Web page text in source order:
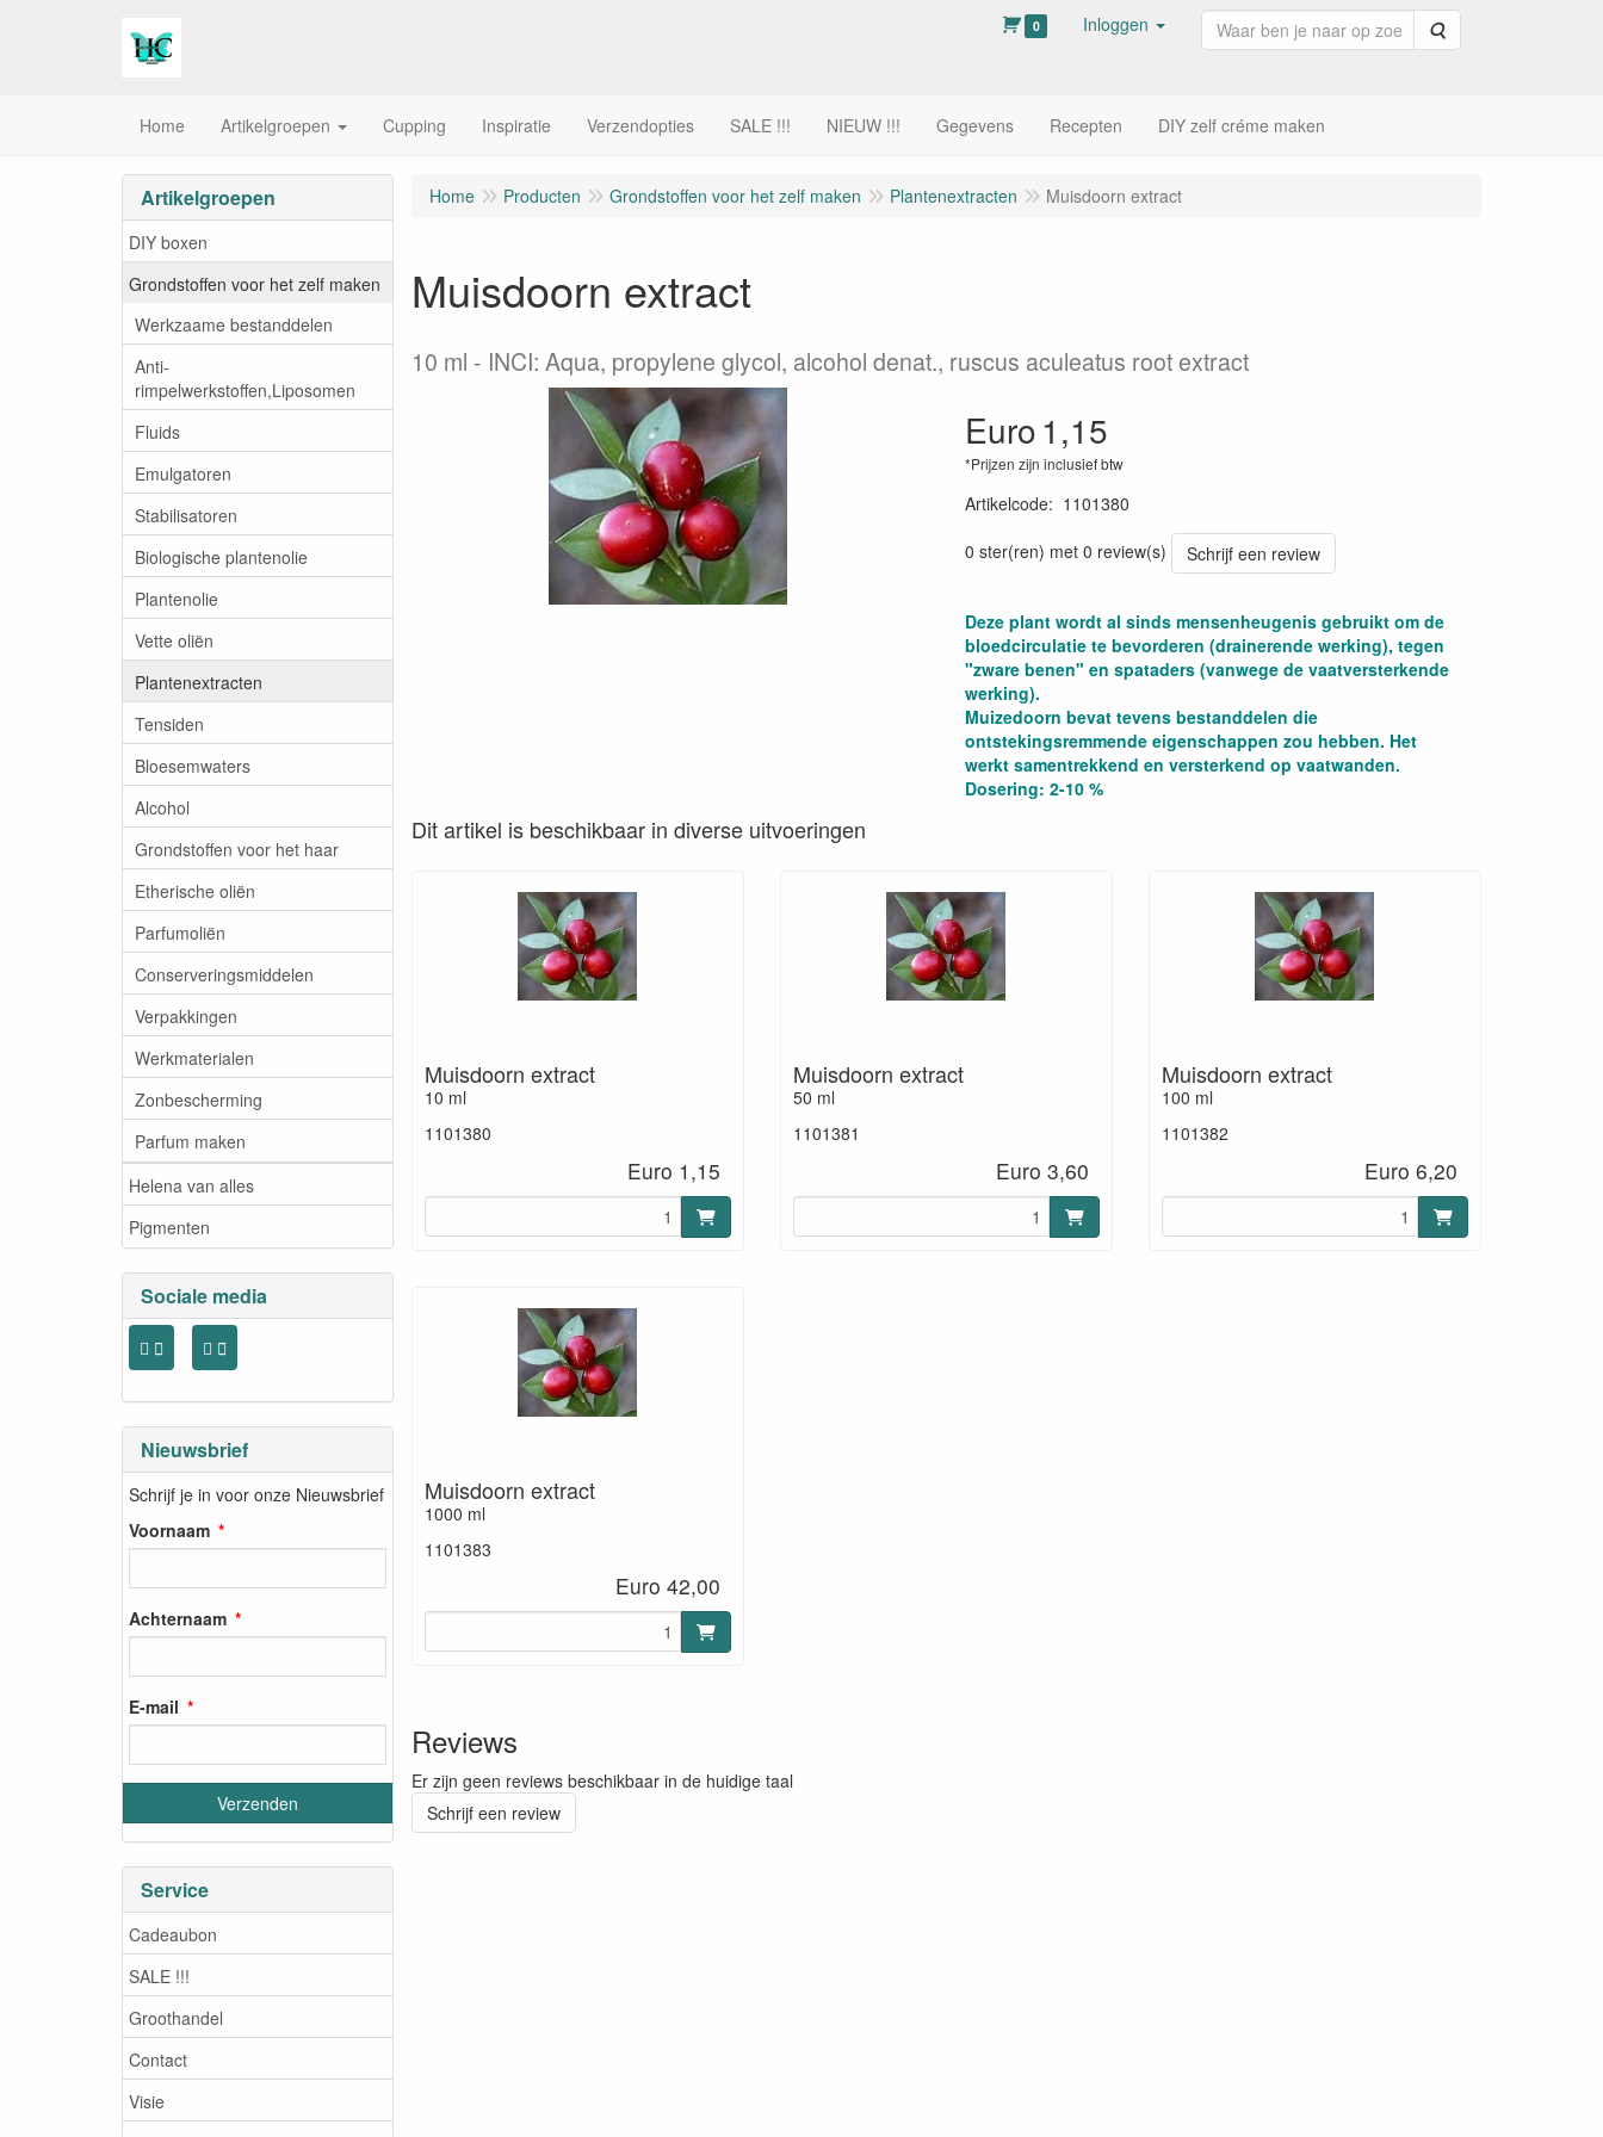
0 Inloggen Zoeken
Home Artikelgroepen Cupping Inspiratie Verzendopties SALE !!! NIEUW !!! Gegevens Recepten DIY zelf créme maken
Artikelgroepen
DIY boxen
Grondstoffen voor het zelf maken
Werkzaame bestanddelen
Anti-
rimpelwerkstoffen,Liposomen
Fluids
Emulgatoren
Stabilisatoren
Biologische plantenolie
Plantenolie
Vette oliën
Plantenextracten
Tensiden
Bloesemwaters
Alcohol
Grondstoffen voor het haar
Etherische oliën
Parfumoliën
Conserveringsmiddelen
Verpakkingen
Werkmaterialen
Zonbescherming
Parfum maken
Helena van alles
Pigmenten
Sociale media
Nieuwsbrief
Schrijf je in voor onze Nieuwsbrief
Voornaam
Achternaam
E-mail
Service
Cadeaubon
SALE !!!
Groothandel
Contact
Visie
Home Producten Grondstoffen voor het zelf maken Plantenextracten Muisdoorn extract
Muisdoorn extract
10 ml INCI: Aqua, propylene glycol, alcohol denat., ruscus aculeatus root extract
Euro1,15
*Prijzen zijn inclusief btw
Artikelcode: 1101380
0 ster(ren) met 0 review(s)
Schrijf een review
Deze plant wordt al sinds mensenheugenis gebruikt om de
bloedcirculatie te bevorderen (drainerende werking), tegen
"zware benen" en spataders (vanwege de vaatversterkende
werking).
Muizedoorn bevat tevens bestanddelen die
ontstekingsremmende eigenschappen zou hebben. Het
werkt samentrekkend en versterkend op vaatwanden.
Dosering: 2-10 %
Dit artikel is beschikbaar in diverse uitvoeringen
Muisdoorn extract
10 ml
1101380
Euro 1,15
Muisdoorn extract
50 ml
1101381
Euro 3,60
Muisdoorn extract
100 ml
1101382
Euro 6,20
Muisdoorn extract
1000 ml
1101383
Euro 42,00
Reviews
Er zijn geen reviews beschikbaar in de huidige taal
Schrijf een review